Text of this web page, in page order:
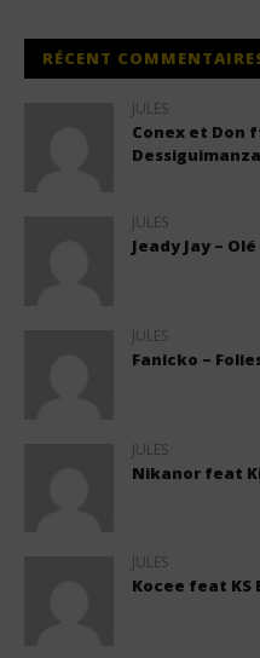
RÉCENT
JULES
Conex et Don
JULES
Jeady Jay –
JULES
Fanicko –
JULES
Nikanor feat
JULES
Kocee feat KS